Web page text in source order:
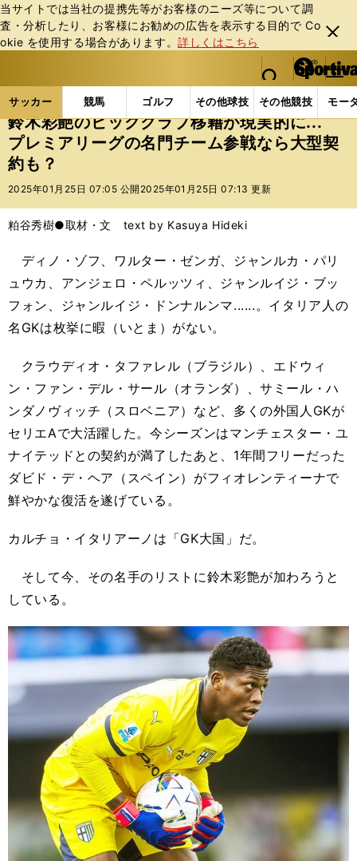
当サイトでは当社の提携先等がお客様のニーズ等について調
査・分析したり、お客様にお勧めの広告を表⽰する⽬的で Co
okie を使⽤する場合があります。詳しくはこちら
閉じ
る
web Sportiva (webスポルティーバ)
検索
マイペ
ー
ジ
メニュ
サッカー 競馬 ゴルフ その他球技 その他競技 モー
ス
ポ
ル
テ
ー
バ
サッカーの記事一覧 海外サッカー 海外サッカー
鈴木彩艶のビッグクラブ移籍が現実的に...
プレミアリーグの名門チーム参戦なら大型契
約も？
2025年01月25日 07:05 公開 2025年01月25日 07:13 更新
粕谷秀樹●取材・文 text by Kasuya Hideki
ディノ・ゾフ、ワルター・ゼンガ、ジャンルカ・パリ
ュウカ、アンジェロ・ペルッツィ、ジャンルイジ・ブッ
フォン、ジャンルイジ・ドンナルンマ......。イタリア人の
名GKは枚挙に暇（いとま）がない。
クラウディオ・タファレル（ブラジル）、エドウィ
ン・ファン・デル・サール（オランダ）、サミール・ハ
ンダノヴィッチ（スロベニア）など、多くの外国人GKが
セリエAで大活躍した。今シーズンはマンチェスター・ユ
ナイテッドとの契約が満了したあと、1年間フリーだった
ダビド・デ・ヘア（スペイン）がフィオレンティーナで
鮮やかな復活を遂げている。
カルチョ・イタリアーノは「GK大国」だ。
そして今、その名手のリストに鈴木彩艶が加わろうと
している。